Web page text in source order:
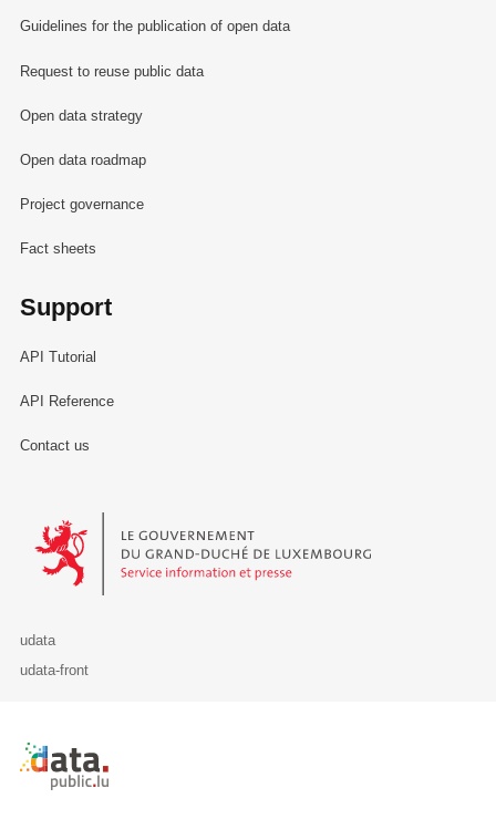
Guidelines for the publication of open data
Request to reuse public data
Open data strategy
Open data roadmap
Project governance
Fact sheets
Support
API Tutorial
API Reference
Contact us
Le Gouvernement du Grand-Duché de Luxembourg - Service
udata
udata-front
Retour à l'accueil de data.public.lu